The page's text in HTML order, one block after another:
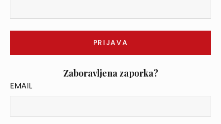
Zaboravljena zaporka?
EMAIL